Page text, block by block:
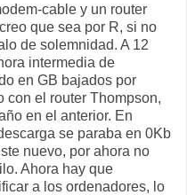
cable y un router
que sea por R, si no
de solemnidad. A 12
intermedia de
en GB bajados por
con el router Thompson,
en el anterior. En
se paraba en 0Kb
nuevo, por ahora no
Ahora hay que
a los ordenadores, lo